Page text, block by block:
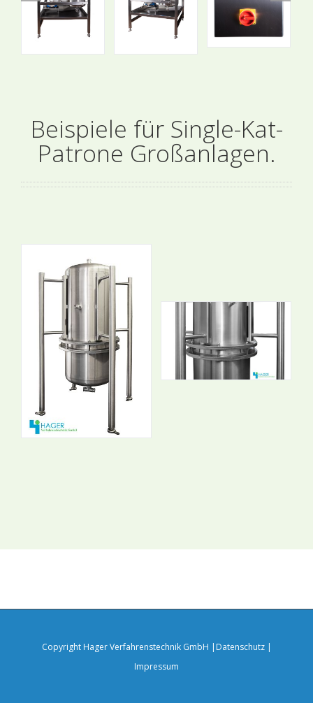
Beispiele für Single-Kat-
Patrone Großanlagen.
Copyright Hager Verfahrenstechnik GmbH | Datenschutz|
Impressum